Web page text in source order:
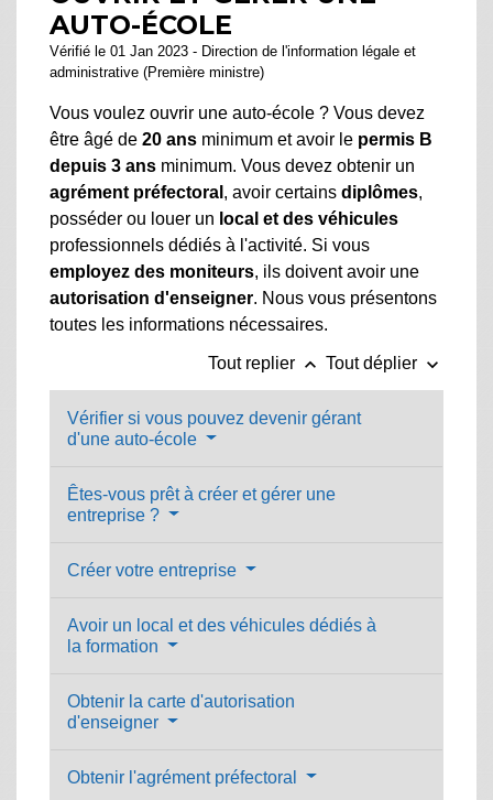
AUTO-ÉCOLE
Vérifié le 01 Jan 2023 - Direction de l'information légale et
administrative (Première ministre)
Vous voulez ouvrir une auto-école ? Vous devez
être âgé de 20 ans minimum et avoir le permis B
depuis 3 ans minimum. Vous devez obtenir un
agrément préfectoral , avoir certains diplômes,
posséder ou louer un local et des véhicules
professionnels dédiés à l'activité. Si vous
employez des moniteurs, ils doivent avoir une
autorisation d'enseigner. Nous vous présentons
toutes les informations nécessaires.
Tout replier keyboard_arrow_up Tout déplier keyboard_arrow_down
Vérifier si vous pouvez devenir gérant
d'une auto-école
Êtes-vous prêt à créer et gérer une
entreprise ?
Créer votre entreprise
Avoir un local et des véhicules dédiés à
la formation
Obtenir la carte d'autorisation
d'enseigner
Obtenir l'agrément préfectoral